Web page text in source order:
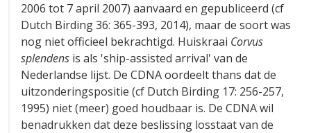
2006 tot 7 april 2007) aanvaard en gepubliceerd (cf
Dutch Birding 36: 365-393, 2014), maar de soort was
nog niet officieel bekrachtigd. Huiskraai Corvus
splendens is als 'ship-assisted arrival' van de
Nederlandse lijst. De CDNA oordeelt thans dat de
uitzonderingspositie (cf Dutch Birding 17: 256-257,
1995) niet (meer) goed houdbaar is. De CDNA wil
benadrukken dat deze beslissing losstaat van de